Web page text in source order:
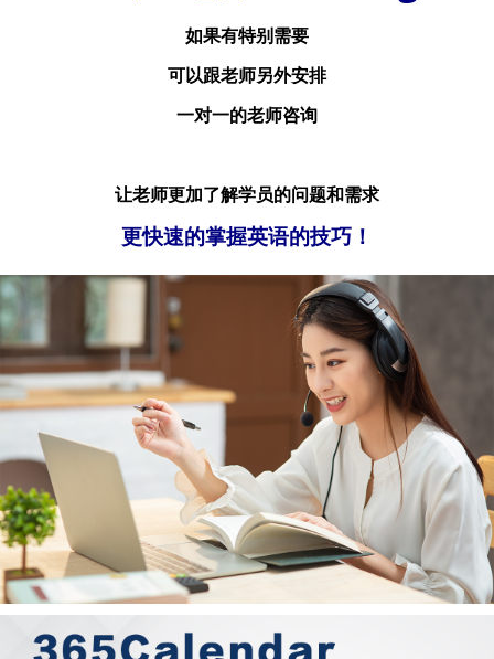
如果有特别需要
可以跟老师另外安排
一对一的老师咨询
让老师更加了解学员的问题和需求
更快速的掌握英语的技巧！